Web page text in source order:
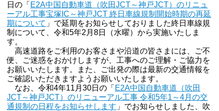
日の「 E2A中国自動車道（吹田JCT～神戸JCT）のリニュ
ーアル工事宝塚IC～神戸JCT 終日車線規制開始時期の再延
期について 」で延期をお知らせしておりました終日車線規
制について、令和5年2月8日（水曜）から実施いたしま
す。
高速道路をご利用のお客さまや沿道の皆さまには、ご不
便、ご迷惑をおかけしますが、工事へのご理解・ご協力を
お願いいたします。また、ご出発の際は最新の交通情報を
ご確認いただきますようお願いいたします。
なお、令和4年11月30日の「 E2A中国自動車道（吹田
JCT～神戸JCT）のリニューアル工事 令和5年1～4月の交
通規制の日程をお知らせします 」でお知らせしました、吹